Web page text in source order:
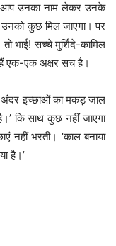
उनका नाम लेकर उनके
उनको कुछ मिल जाएगा। पर
भाई! सच्चे मुर्शिदे-कामिल
हैं एक-एक अक्षर सच है।
अंदर इच्छाओं का मकड़ जाल
कि साथ कुछ नहीं जाएगा
नहीं भरती। ‘काल बनाया
है।’